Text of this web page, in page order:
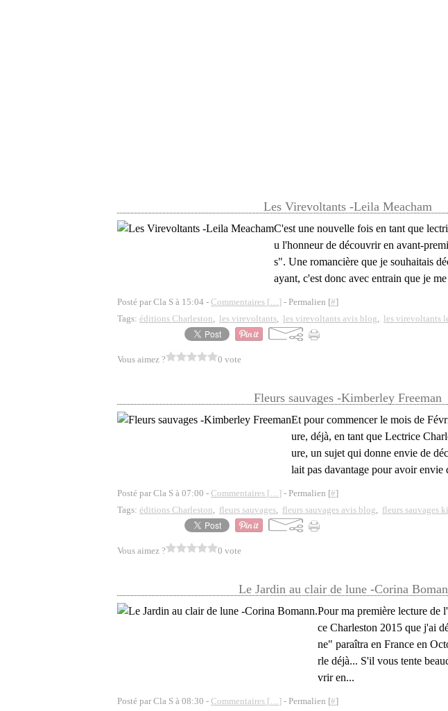
Les Virevoltants -Leila Meacham
C'est une nouvelle fois en tant que
u l'honneur de découvrir en avant-
s". Une romancière que je souhaitais
ayant, c'est donc avec entrain que je
Posté par Cla S à 15:04 - Commentaires […] - Permalien [#]
Tags: éditions Charleston, les virevoltants, les virevoltants avis blog, les virevoltants
Vous aimez ? 0 vote
Fleurs sauvages -Kimberley Freeman
Et pour commencer le mois de
ure, déjà, en tant que Lectrice
ure, un sujet qui donne envie de
lait pas davantage pour avoir envie
Posté par Cla S à 07:00 - Commentaires […] - Permalien [#]
Tags: éditions Charleston, fleurs sauvages, fleurs sauvages avis blog, fleurs sauvages
Vous aimez ? 0 vote
Le Jardin au clair de lune -Corina
Pour ma première lecture de
ce Charleston 2015 que j'ai
ne" paraîtra en France en
rle déjà... S'il vous tente
vrir en...
Posté par Cla S à 08:30 - Commentaires […] - Permalien [#]